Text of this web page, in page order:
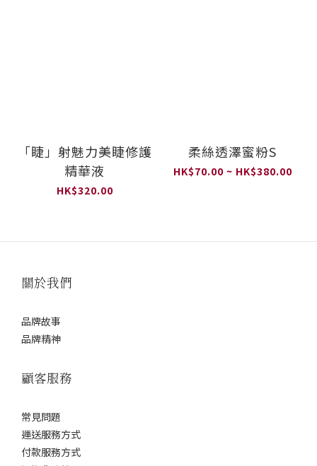
「睫」射魅力美睫修護
精華液
HK$320.00
柔絲透澤蜜粉S
HK$70.00 ~ HK$380.00
關於我們
品牌故事
品牌精神
顧客服務
常見問題
運送服務方式
付款服務方式